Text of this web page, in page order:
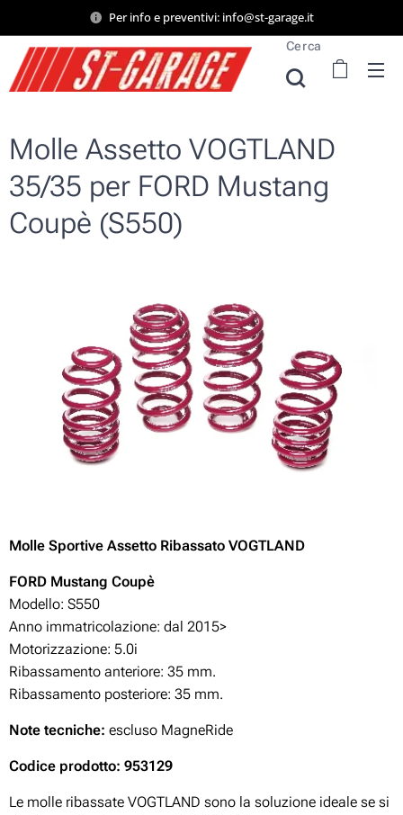
Per info e preventivi: info@st-garage.it
Cerca
Molle Assetto VOGTLAND
35/35 per FORD Mustang
Coupè (S550)
Molle Sportive Assetto Ribassato VOGTLAND
FORD Mustang Coupè
Modello: S550
Anno immatricolazione: dal 2015>
Motorizzazione: 5.0i
Ribassamento anteriore: 35 mm.
Ribassamento posteriore: 35 mm.
Note tecniche: escluso MagneRide
Codice prodotto: 953129
Le molle ribassate VOGTLAND sono la soluzione ideale se si